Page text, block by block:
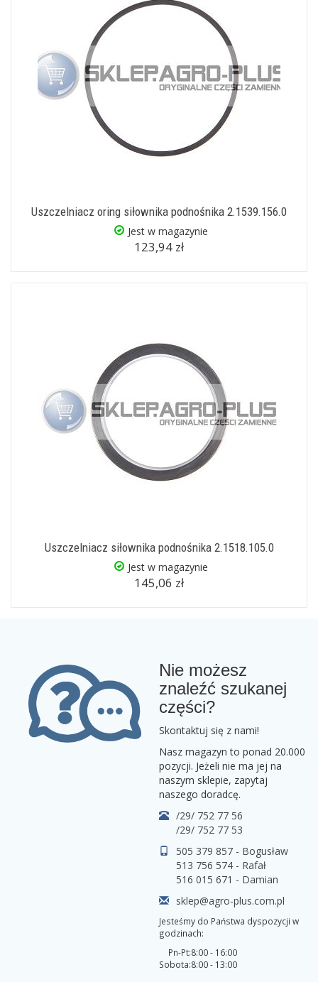
Uszczelniacz oring siłownika podnośnika 2.1539.156.0
Jest w magazynie
123,94 zł
Uszczelniacz siłownika podnośnika 2.1518.105.0
Jest w magazynie
145,06 zł
Nie możesz
znaleźć szukanej
części?
Skontaktuj się z nami!
Nasz magazyn to ponad 20.000
pozycji. Jeżeli nie ma jej na
naszym sklepie, zapytaj
naszego doradcę.
/29/ 752 77 56
/29/ 752 77 53
505 379 857 - Bogusław
513 756 574 - Rafał
516 015 671 - Damian
sklep@agro-plus.com.pl
Jesteśmy do Państwa dyspozycji w
godzinach:
Pn-Pt:
Sobota:
8:00 - 16:00
8:00 - 13:00